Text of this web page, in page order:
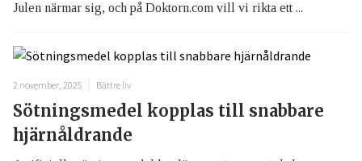
Julen närmar sig, och på Doktorn.com vill vi rikta ett ...
2 november, 2025 Bättre liv
Sötningsmedel kopplas till snabbare
hjärnåldrande